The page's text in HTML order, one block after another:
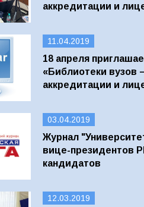
аккредитации и
11.04.2019
18 апреля
«Библиотеки вузов
аккредитации и
03.04.2019
Журнал
вице-президентов
кандидатов
12.03.2019